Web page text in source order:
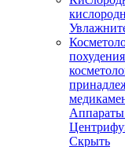
ЗачемАппараты
Скрыть